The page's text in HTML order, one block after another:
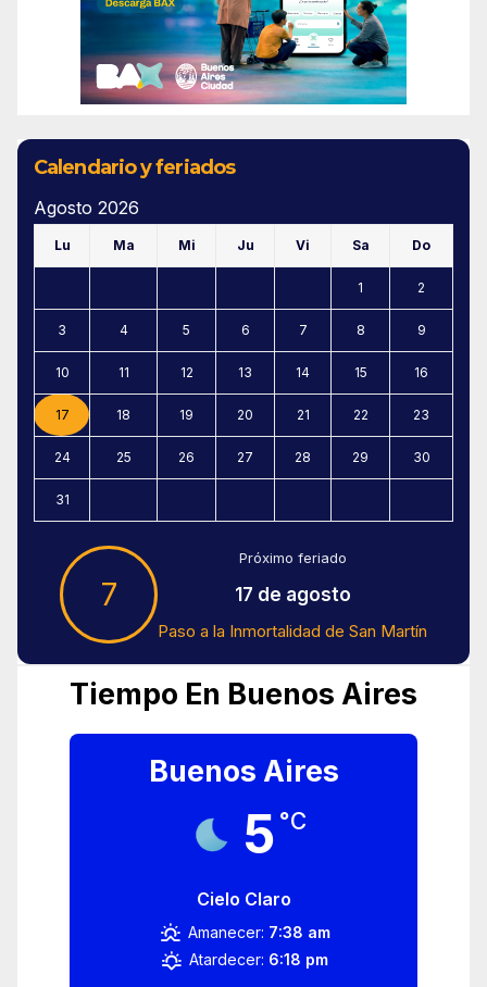
Calendario y feriados
Agosto 2026
Lu Ma Mi Ju Vi Sa Do
1 2
3 4 5 6 7 8 9
10 11 12 13 14 15 16
17 18 19 20 21 22 23
24 25 26 27 28 29 30
31
7
Próximo feriado
17 de agosto
Paso a la Inmortalidad de San Martín
Tiempo En Buenos Aires
Buenos Aires
5 °C
Cielo Claro
Amanecer: 7:38 am
Atardecer: 6:18 pm